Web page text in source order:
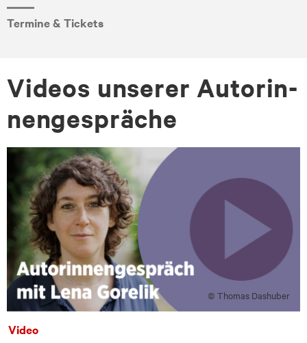
Termine & Tickets
Vi­de­os un­se­rer Au­to­rin­
nen­ge­sprä­che
© Thomas Dashuber
Video